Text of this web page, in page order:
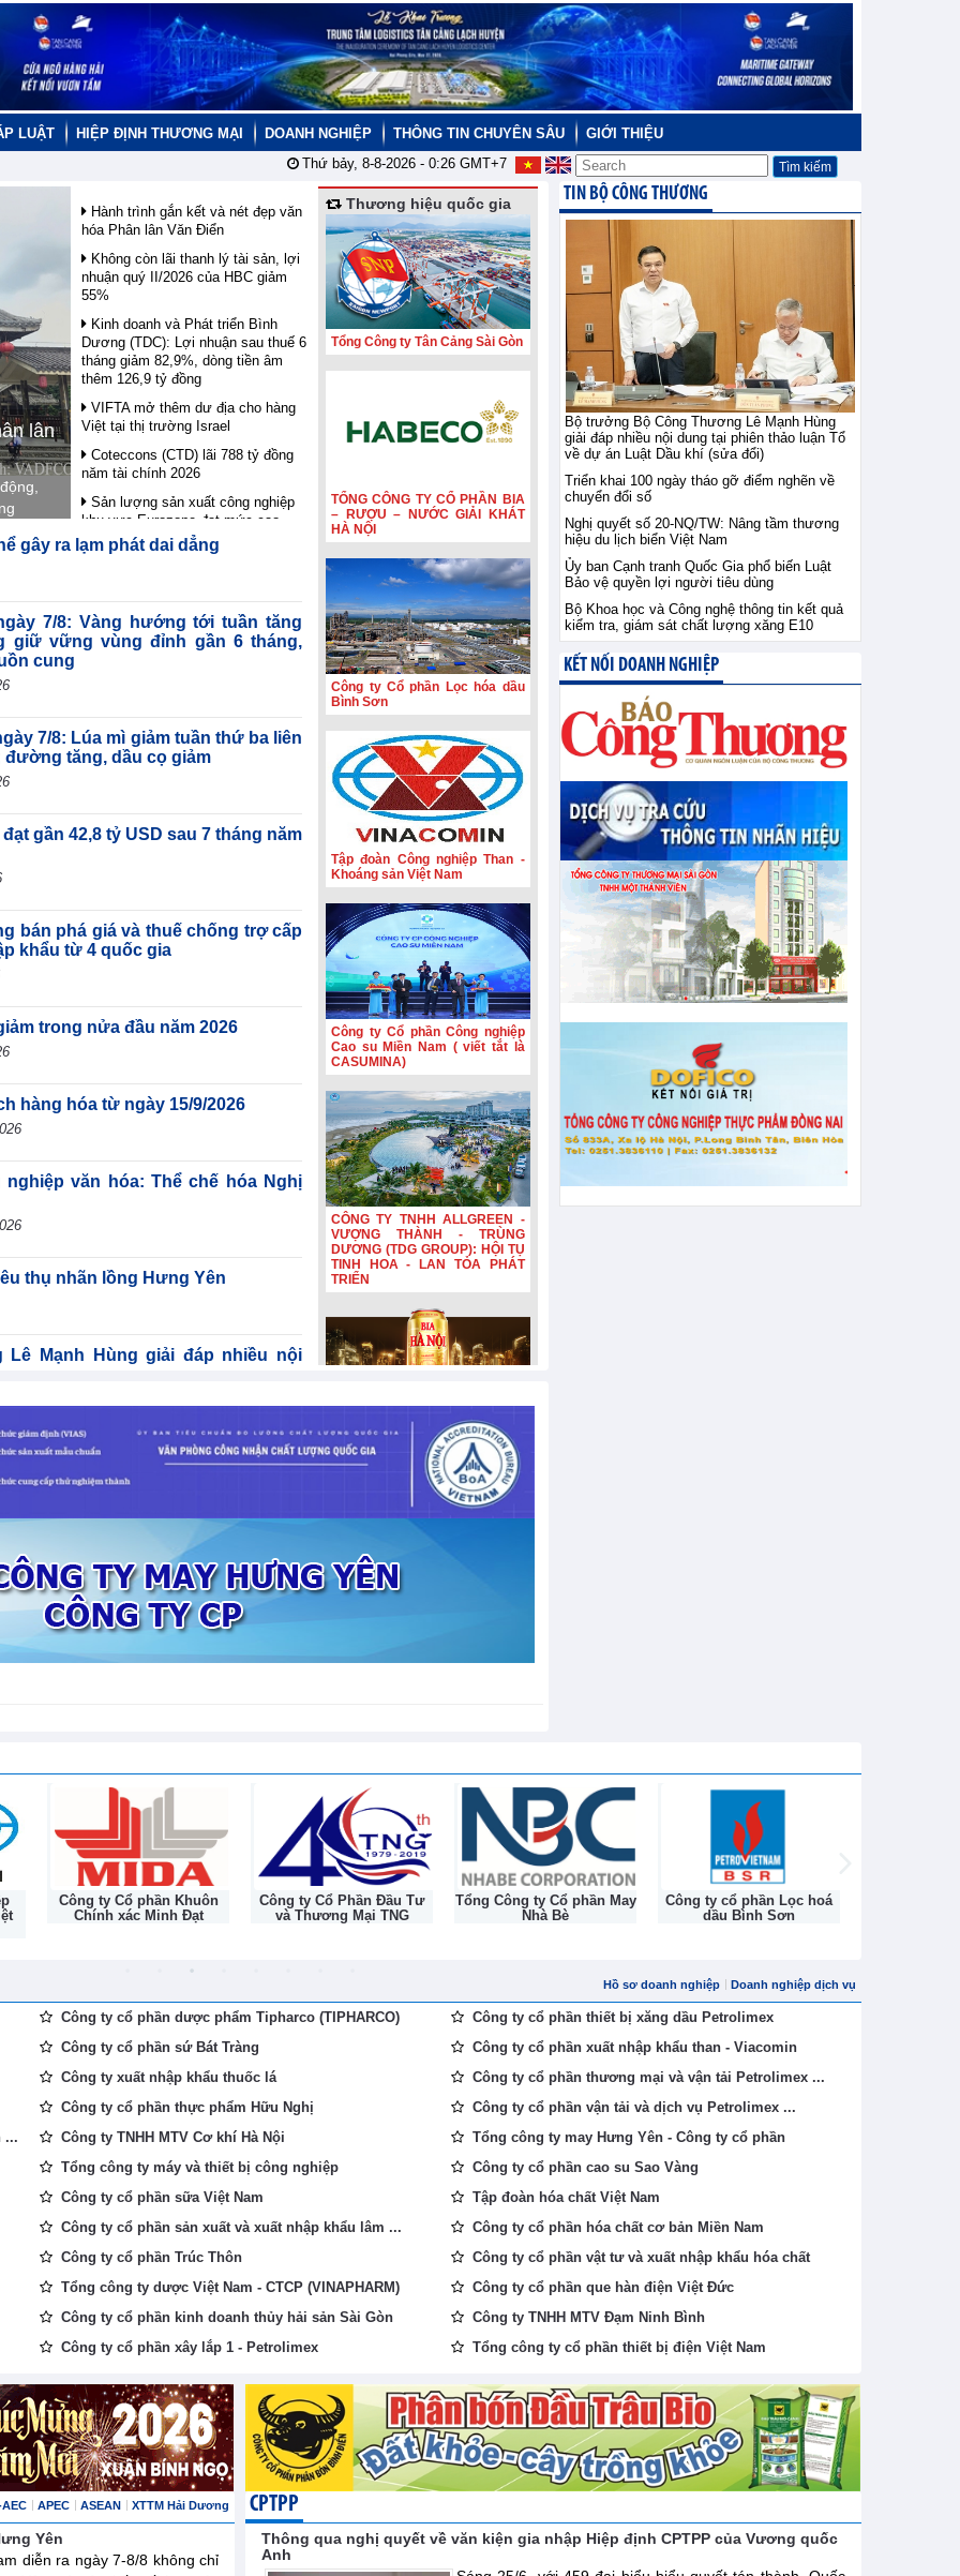
LUẬT HIỆP ĐỊNH THƯƠNG MẠI DOANH NGHIỆP THÔNG TIN CHUYÊN SÂU GIỚI THIỆU
Thứ bảy, 8-8-2026 - 0:26GMT+7
lân
Hành trình gắn kết và nét đẹp văn
hóa Phân lân Văn Điển
Không còn lãi thanh lý tài sản, lợi
nhuận quý II/2026 của HBC giảm
55%
Kinh doanh và Phát triển Bình
Dương (TDC): Lợi nhuận sau thuế 6
tháng giảm 82,9%, dòng tiền âm
thêm 126,9 tỷ đồng
VIFTA mở thêm dư địa cho hàng
Việt tại thị trường Israel
Coteccons (CTD) lãi 788 tỷ đồng
năm tài chính 2026
Sản lượng sản xuất công nghiệp
khu vực Eurozone đạt mức cao
nhất trong gần 4 năm rưỡi
lượng cao
Hoạt động sản xuất của Hoa Kỳ
đạt mức cao nhất trong hơn bốn
tháng 7: Xuất nhập khẩu ước đạt
659,6 tỷ USD, tăng 28,1%
gây ra lạm phát dai dẳng
7/8: Vàng hướng tới tuần tăng
giữ vững vùng đỉnh gần 6 tháng,
cung
7/8: Lúa mì giảm tuần thứ ba liên
tăng, dầu cọ giảm
gần 42,8 tỷ USD sau 7 tháng năm
bán phá giá và thuế chống trợ cấp
khẩu từ 4 quốc gia
trong nửa đầu năm 2026
hàng hóa từ ngày 15/9/2026
văn hóa: Thể chế hóa Nghị
thụ nhãn lồng Hưng Yên
Mạnh Hùng giải đáp nhiều nội
tăng trưởng mạnh nhất trong hơn
chậm
Thương hiệu quốc gia
Tổng Công ty Tân Cảng Sài Gòn
TỔNG CÔNG TY CỔ PHẦN BIA
– RƯỢU – NƯỚC GIẢI KHÁT
HÀ NỘI
Công ty Cổ phần Lọc hóa dầu
Bình Sơn
Tập đoàn Công nghiệp Than -
Khoáng sản Việt Nam
Công ty Cổ phần Công nghiệp
Cao su Miền Nam ( viết tắt là
CASUMINA)
CÔNG TY TNHH ALLGREEN -
VƯỢNG THÀNH - TRÙNG
DƯƠNG (TDG GROUP): HỘI TỤ
TINH HOA - LAN TỎA PHÁT
TRIỂN
năm Bia Hà Nội đổi nhận diện,
tiếp nối hành trình lịch sử hơn
132 năm
TIN BỘ CÔNG THƯƠNG
Bộ trưởng Bộ Công Thương Lê Mạnh Hùng
giải đáp nhiều nội dung tại phiên thảo luận Tổ
về dự án Luật Dầu khí (sửa đổi)
Triển khai 100 ngày tháo gỡ điểm nghẽn về
chuyển đổi số
Nghị quyết số 20-NQ/TW: Nâng tầm thương
hiệu du lịch biển Việt Nam
Ủy ban Cạnh tranh Quốc Gia phổ biến Luật
Bảo vệ quyền lợi người tiêu dùng
Bộ Khoa học và Công nghệ thông tin kết quả
kiểm tra, giám sát chất lượng xăng E10
KẾT NỐI DOANH NGHIỆP
Công ty Cổ Phần Đầu Tư
và Thương Mại TNG
Tổng Công ty Cổ phần May
Nhà Bè
Công ty cổ phần Lọc hoá
dầu Bình Sơn
Công ty Cổ phần Dệt Đông
Nam
Hồ sơ doanh nghiệp Doanh nghiệp dịch vụ
...
Công ty cổ phần dược phẩm Tipharco (TIPHARCO)
Công ty cổ phần sứ Bát Tràng
Công ty xuất nhập khẩu thuốc lá
Công ty cổ phần thực phẩm Hữu Nghị
Công ty TNHH MTV Cơ khí Hà Nội
Tổng công ty máy và thiết bị công nghiệp
Công ty cổ phần sữa Việt Nam
Công ty cổ phần sản xuất và xuất nhập khẩu lâm ...
Công ty cổ phần Trúc Thôn
Tổng công ty dược Việt Nam - CTCP (VINAPHARM)
Công ty cổ phần kinh doanh thủy hải sản Sài Gòn
Công ty cổ phần xây lắp 1 - Petrolimex
Công ty cổ phần thiết bị xăng dầu Petrolimex
Công ty cổ phần xuất nhập khẩu than - Viacomin
Công ty cổ phần thương mại và vận tải Petrolimex ...
Công ty cổ phần vận tải và dịch vụ Petrolimex ...
Tổng công ty may Hưng Yên - Công ty cổ phần
Công ty cổ phần cao su Sao Vàng
Tập đoàn hóa chất Việt Nam
Công ty cổ phần hóa chất cơ bản Miền Nam
Công ty cổ phần vật tư và xuất nhập khẩu hóa chất
Công ty cổ phần que hàn điện Việt Đức
Công ty TNHH MTV Đạm Ninh Bình
Tổng công ty cổ phần thiết bị điện Việt Nam
APEC ASEAN XTTM Hải Dương
Yên
diễn ra ngày 7-8/8 không chỉ
CPTPP
Thông qua nghị quyết về văn kiện gia nhập Hiệp định CPTPP của Vương quốc
Anh